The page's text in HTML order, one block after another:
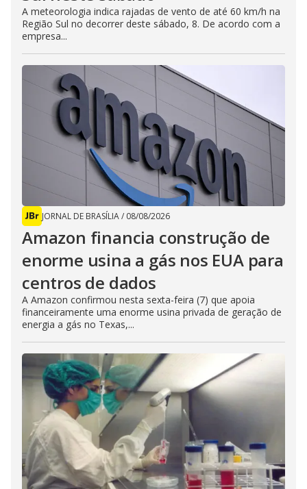
A meteorologia indica rajadas de vento de até 60 km/h na
Região Sul no decorrer deste sábado, 8. De acordo com a
empresa...
JORNAL DE BRASÍLIA/ 08/08/2026
Amazon financia construção de
enorme usina a gás nos EUA para
centros de dados
A Amazon confirmou nesta sexta-feira (7) que apoia
financeiramente uma enorme usina privada de geração de
energia a gás no Texas,...